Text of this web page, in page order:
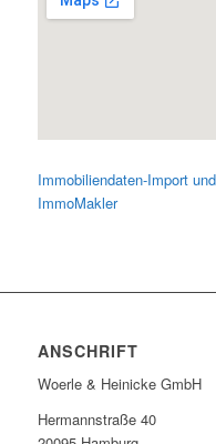
Immobiliendaten-Import
ImmoMakler
ANSCHRIFT
Woerle & Heinicke GmbH
Hermannstraße 40